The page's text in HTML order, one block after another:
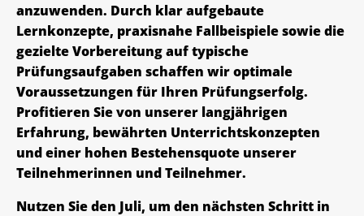
anzuwenden. Durch klar aufgebaute
Lernkonzepte, praxisnahe Fallbeispiele sowie die
gezielte Vorbereitung auf typische
Prüfungsaufgaben schaffen wir optimale
Voraussetzungen für Ihren Prüfungserfolg.
Profitieren Sie von unserer langjährigen
Erfahrung, bewährten Unterrichtskonzepten
und einer hohen Bestehensquote unserer
Teilnehmerinnen und Teilnehmer.
Nutzen Sie den Juli, um den nächsten Schritt in